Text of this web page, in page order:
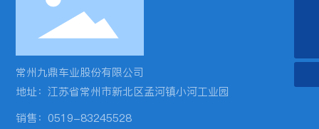
常州九鼎车业股份有限公司
地址：江苏省常州市新北区孟河镇小河工业园
销售：0519-83245528